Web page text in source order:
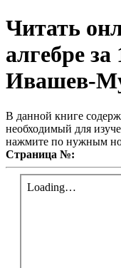
Читать
алгебре
Ивашев-
В данной книге
необходимый для
нажмите по нужным
Страница №: